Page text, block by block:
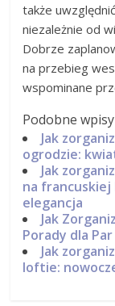
także
niezależnie od
Dobrze
na przebieg
wspominane
Podobne wpisy
Jak
ogrodzie:
Jak
na francuskiej
elegancja
Jak
Porady dla Par
Jak
loftie: